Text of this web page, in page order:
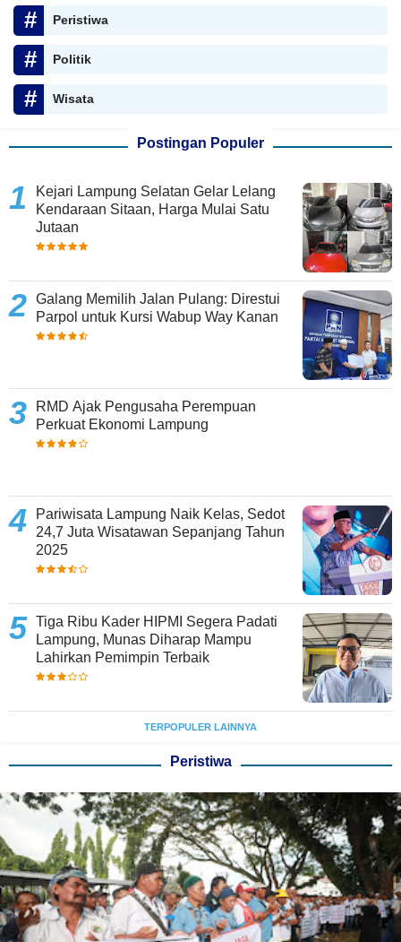
Peristiwa
Politik
Wisata
Postingan Populer
Kejari Lampung Selatan Gelar Lelang
Kendaraan Sitaan, Harga Mulai Satu
Jutaan
Galang Memilih Jalan Pulang: Direstui
Parpol untuk Kursi Wabup Way Kanan
RMD Ajak Pengusaha Perempuan
Perkuat Ekonomi Lampung
Pariwisata Lampung Naik Kelas, Sedot
24,7 Juta Wisatawan Sepanjang Tahun
2025
Tiga Ribu Kader HIPMI Segera Padati
Lampung, Munas Diharap Mampu
Lahirkan Pemimpin Terbaik
TERPOPULER LAINNYA
Peristiwa